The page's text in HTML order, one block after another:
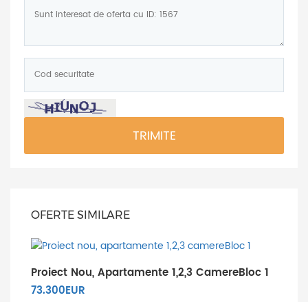
securitate:
*
TRIMITE
OFERTE SIMILARE
Proiect Nou, Apartamente 1,2,3 CamereBloc 1
73.300EUR